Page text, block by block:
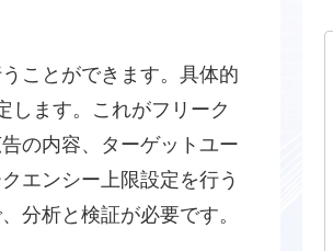
ことができます。具体的
します。これがフリーク
の内容、ターゲットユー
エンシー上限設定を行う
分析と検証が必要です。